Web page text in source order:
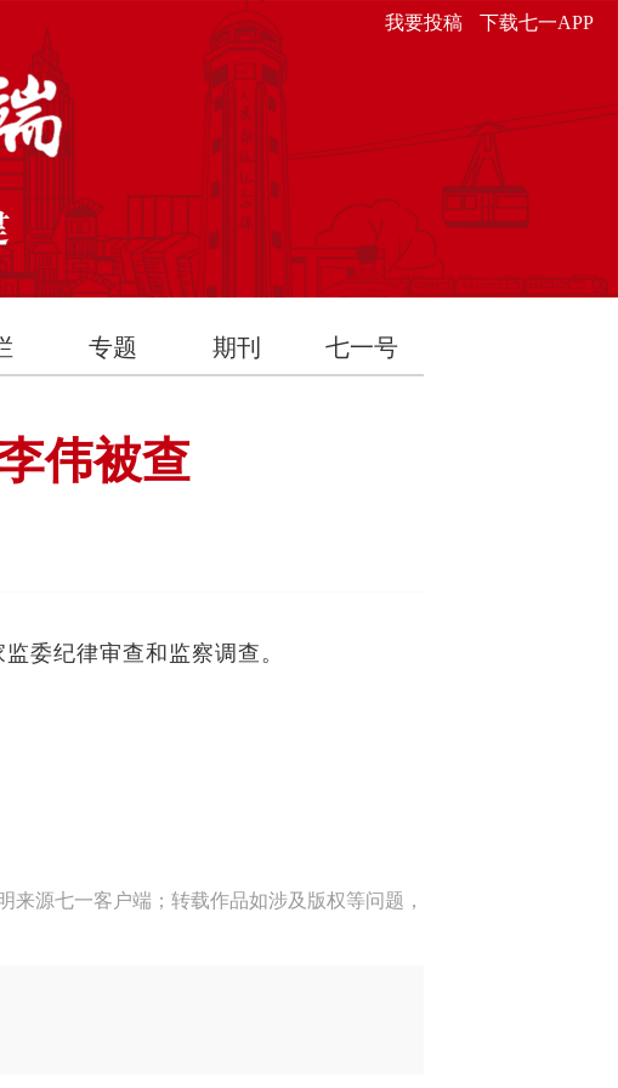
我要投稿 下载七一APP
专题 期刊 七一号
伟被查
委纪律审查和监察调查。
源七一客户端；转载作品如涉及版权等问题，